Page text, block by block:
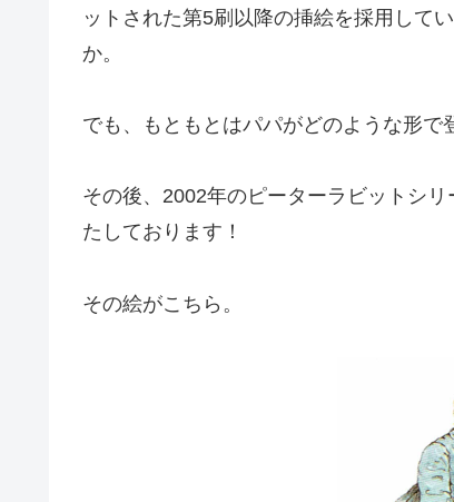
ットされた第5刷以降の挿絵を採用して
か。
でも、もともとはパパがどのような形で
その後、2002年のピーターラビットシ
たしております！
その絵がこちら。